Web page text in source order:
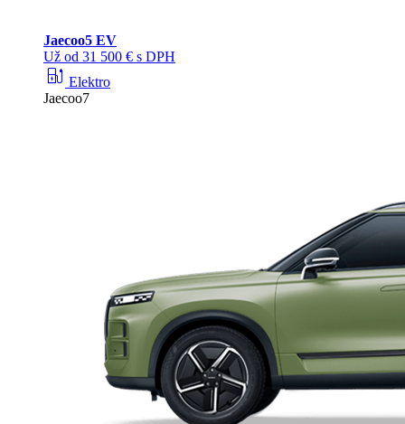
Jaecoo5 EV
Už od 31 500 € s DPH
ev_station Elektro
Jaecoo7